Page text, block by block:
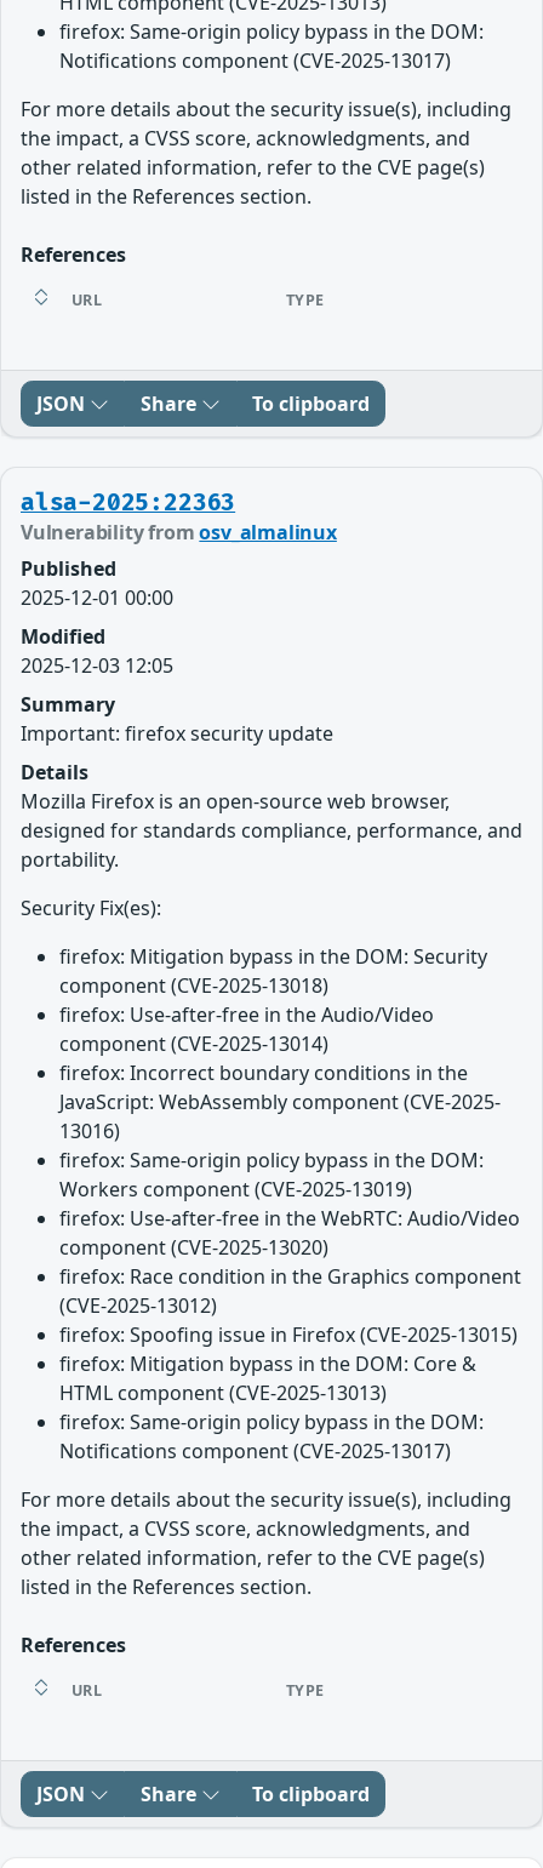
firefox: Same-origin policy bypass in the DOM:
Notifications component (CVE-2025-13017)
For more details about the security issue(s), including
the impact, a CVSS score, acknowledgments, and
other related information, refer to the CVE page(s)
listed in the References section.
References
URL TYPE
JSON Share To clipboard
alsa-2025:22363
Vulnerability fromosv_almalinux
Published
2025-12-01 00:00
Modified
2025-12-03 12:05
Summary
Important: firefox security update
Details
Mozilla Firefox is an open-source web browser,
designed for standards compliance, performance, and
portability.
Security Fix(es):
firefox: Mitigation bypass in the DOM: Security
component (CVE-2025-13018)
firefox: Use-after-free in the Audio/Video
component (CVE-2025-13014)
firefox: Incorrect boundary conditions in the
JavaScript: WebAssembly component (CVE-2025-
13016)
firefox: Same-origin policy bypass in the DOM:
Workers component (CVE-2025-13019)
firefox: Use-after-free in the WebRTC: Audio/Video
component (CVE-2025-13020)
firefox: Race condition in the Graphics component
(CVE-2025-13012)
firefox: Spoofing issue in Firefox (CVE-2025-13015)
firefox: Mitigation bypass in the DOM: Core &
HTML component (CVE-2025-13013)
firefox: Same-origin policy bypass in the DOM:
Notifications component (CVE-2025-13017)
For more details about the security issue(s), including
the impact, a CVSS score, acknowledgments, and
other related information, refer to the CVE page(s)
listed in the References section.
References
URL TYPE
JSON Share To clipboard